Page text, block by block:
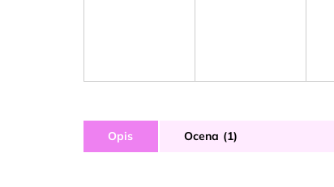
Opis Ocena (1)